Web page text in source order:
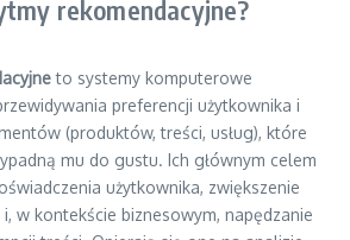
rekomendacyjne?
to systemy komputerowe
preferencji użytkownika i
(produktów, treści, usług), które
mu do gustu. Ich głównym celem
użytkownika, zwiększenie
w kontekście biznesowym, napędzanie